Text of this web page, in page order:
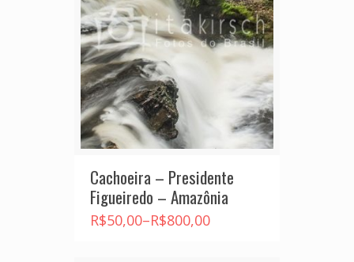
Cachoeira – Presidente
Figueiredo – Amazônia
R$50,00–R$800,00